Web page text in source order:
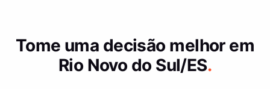
Tome uma decisão melhor em
Rio Novo do Sul/ES.